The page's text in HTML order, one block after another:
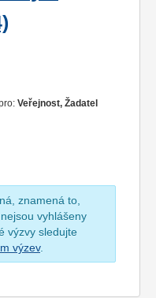
Veřejnost, Žadatel
znamená to,
vyhlášeny
výzvy sledujte
výzev.